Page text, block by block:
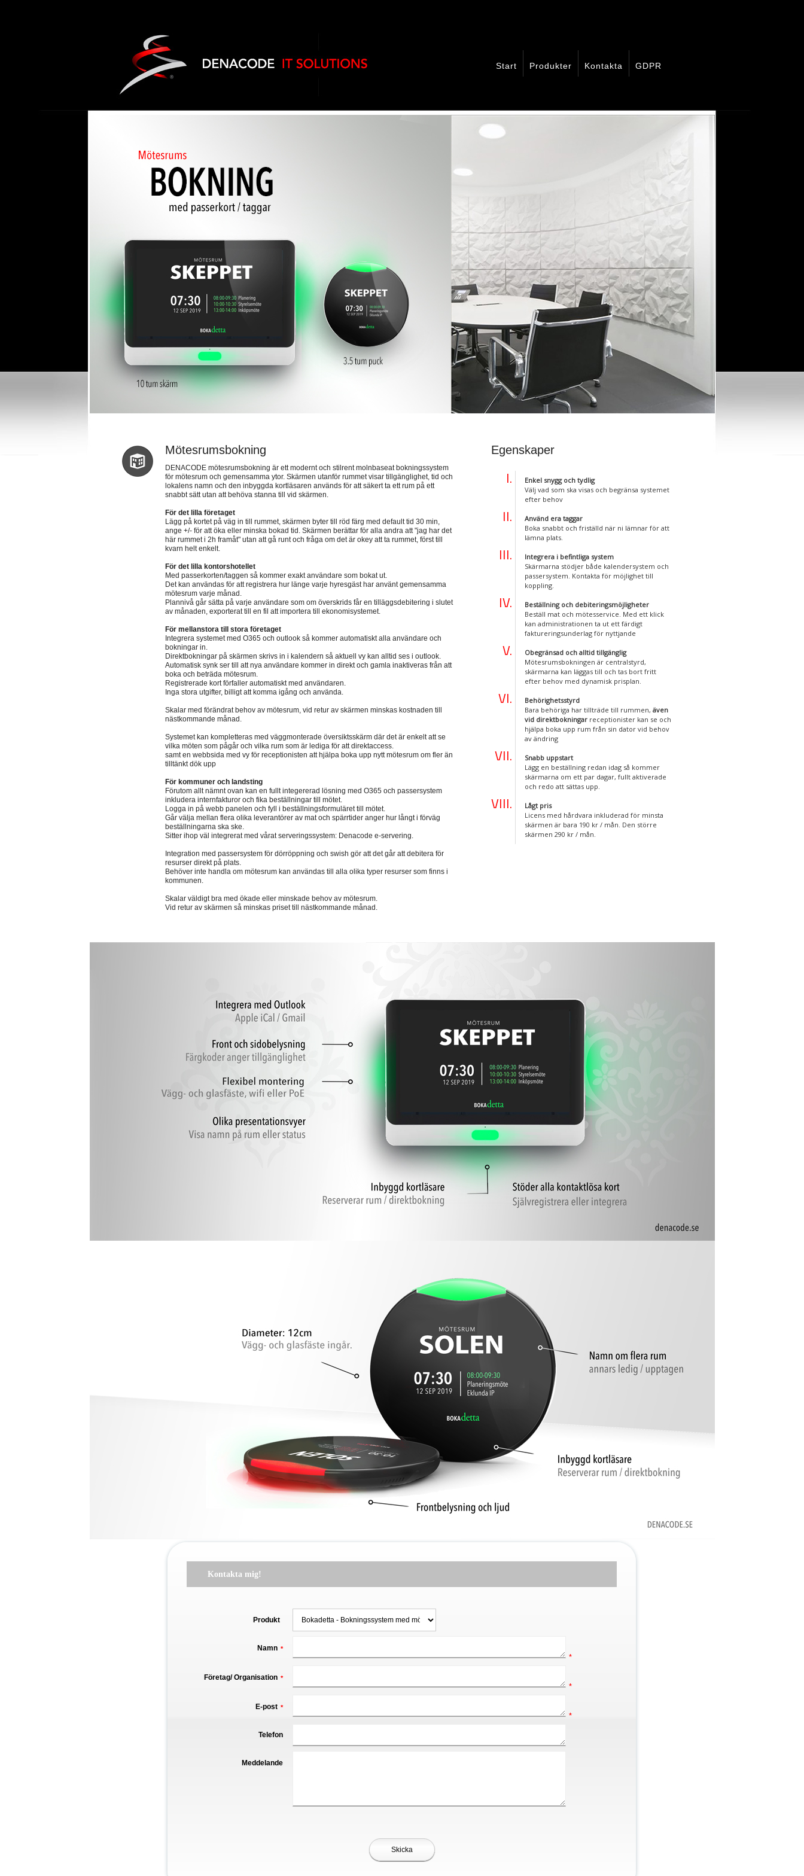
Start Produkter Kontakta GDPR
Mötesrumsbokning
DENACODE mötesrumsbokning är ett modernt och stilrent molnbaseat bokningssystem
för mötesrum och gemensamma ytor. Skärmen utanför rummet visar tillgänglighet, tid och
lokalens namn och den inbyggda kortläsaren används för att säkert ta ett rum på ett
snabbt sätt utan att behöva stanna till vid skärmen.
För det lilla företaget
Lägg på kortet på väg in till rummet, skärmen byter till röd färg med default tid 30 min,
ange +/- för att öka eller minska bokad tid. Skärmen berättar för alla andra att "jag har det
här rummet i 2h framåt" utan att gå runt och fråga om det är okey att ta rummet, först till
kvarn helt enkelt.
För det lilla kontorshotellet
Med passerkorten/taggen så kommer exakt användare som bokat ut.
Det kan användas för att registrera hur länge varje hyresgäst har använt gemensamma
mötesrum varje månad.
Plannivå går sätta på varje användare som om överskrids får en tilläggsdebitering i slutet
av månaden, exporterat till en fil att importera till ekonomisystemet.
För mellanstora till stora företaget
Integrera systemet med O365 och outlook så kommer automatiskt alla användare och
bokningar in.
Direktbokningar på skärmen skrivs in i kalendern så aktuell vy kan alltid ses i outlook.
Automatisk synk ser till att nya användare kommer in direkt och gamla inaktiveras från att
boka och beträda mötesrum.
Registrerade kort förfaller automatiskt med användaren.
Inga stora utgifter, billigt att komma igång och använda.
Skalar med förändrat behov av mötesrum, vid retur av skärmen minskas kostnaden till
nästkommande månad.
Systemet kan kompletteras med väggmonterade översiktsskärm där det är enkelt att se
vilka möten som pågår och vilka rum som är lediga för att direktaccess.
samt en webbsida med vy för receptionisten att hjälpa boka upp nytt mötesrum om fler än
tilltänkt dök upp
För kommuner och landsting
Förutom allt nämnt ovan kan en fullt integererad lösning med O365 och passersystem
inkludera internfakturor och fika beställningar till mötet.
Logga in på webb panelen och fyll i beställningsformuläret till mötet.
Går välja mellan flera olika leverantörer av mat och spärrtider anger hur långt i förväg
beställningarna ska ske.
Sitter ihop väl integrerat med vårat serveringssystem: Denacode e-servering.
Integration med passersystem för dörröppning och swish gör att det går att debitera för
resurser direkt på plats.
Behöver inte handla om mötesrum kan användas till alla olika typer resurser som finns i
kommunen.
Skalar väldigt bra med ökade eller minskade behov av mötesrum.
Vid retur av skärmen så minskas priset till nästkommande månad.
Egenskaper
Enkel snygg och tydlig
Välj vad som ska visas och begränsa systemet
efter behov
Använd era taggar
Boka snabbt och friställd när ni lämnar för att
lämna plats.
Integrera i befintliga system
Skärmarna stödjer både kalendersystem och
passersystem. Kontakta för möjlighet till
koppling.
Beställning och debiteringsmöjligheter
Beställ mat och mötesservice. Med ett klick
kan administrationen ta ut ett färdigt
faktureringsunderlag för nyttjande
Obegränsad och alltid tillgänglig
Mötesrumsbokningen är centralstyrd,
skärmarna kan läggas till och tas bort fritt
efter behov med dynamisk prisplan.
Behörighetsstyrd
Bara behöriga har tillträde till rummen, även
vid direktbokningarreceptionister kan se och
hjälpa boka upp rum från sin dator vid behov
av ändring
Snabb uppstart
Lägg en beställning redan idag så kommer
skärmarna om ett par dagar, fullt aktiverade
och redo att sättas upp.
Lågt pris
Licens med hårdvara inkluderad för minsta
skärmen är bara 190 kr / mån. Den större
skärmen 290 kr / mån.
Kontakta mig!
Produkt
Namn *
*
Företag/ Organisation *
*
E-post *
*
Telefon
Meddelande
Skicka